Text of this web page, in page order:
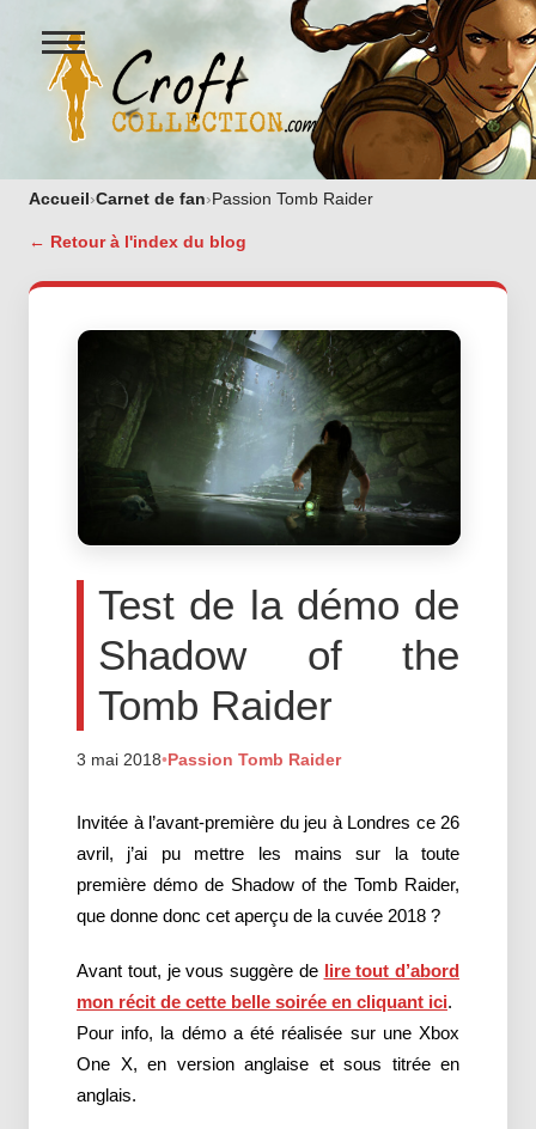
Figurines Lara Croft et
Ouvrir
le
menu
Accueil›Carnet de fan›Passion Tomb Raider
← Retour à l'index du blog
Test de la démo de
Shadow of the
Tomb Raider
3 mai 2018•Passion Tomb Raider
Invitée à l’avant-première du jeu à Londres ce 26
avril, j’ai pu mettre les mains sur la toute
première démo de Shadow of the Tomb Raider,
que donne donc cet aperçu de la cuvée 2018 ?
Avant tout, je vous suggère de lire tout d’abord
mon récit de cette belle soirée en cliquant ici.
Pour info, la démo a été réalisée sur une Xbox
One X, en version anglaise et sous titrée en
anglais.